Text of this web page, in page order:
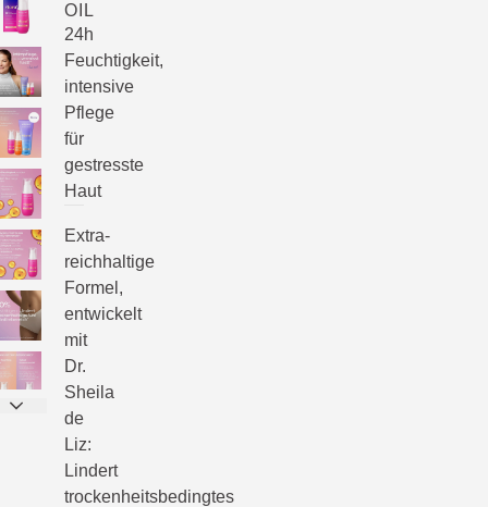
OIL
24h
Feuchtigkeit,
intensive
Pflege
für
gestresste
Haut
Extra-
reichhaltige
Formel,
entwickelt
mit
Dr.
Sheila
de
Liz:
Lindert
trockenheitsbedingtes